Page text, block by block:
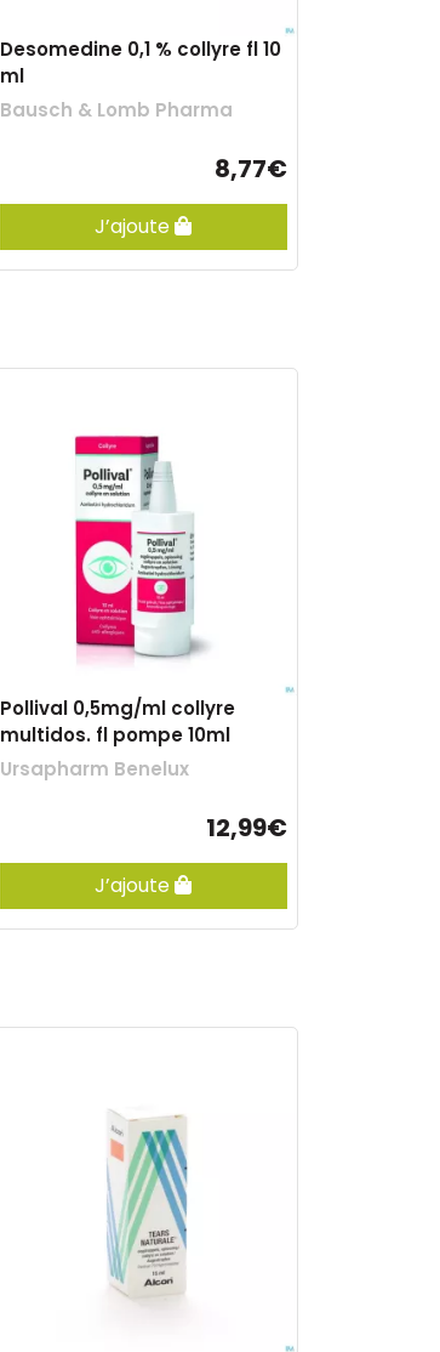
Desomedine 0,1 % collyre fl 10
ml
Bausch & Lomb Pharma
8,77€
J’ajoute
Pollival 0,5mg/ml collyre
multidos. fl pompe 10ml
Ursapharm Benelux
12,99€
J’ajoute